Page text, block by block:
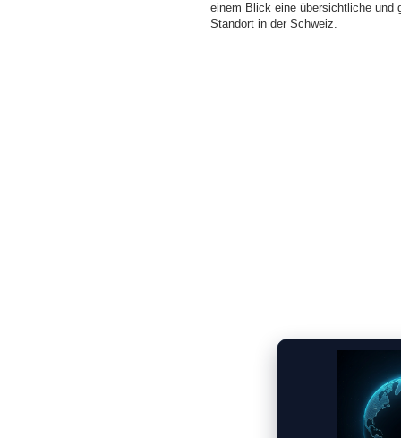
einem Blick eine übersichtliche und
Standort in der Schweiz.